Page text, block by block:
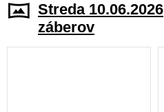
Streda 10.06.2026
záberov